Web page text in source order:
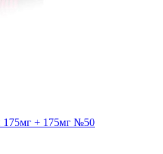
175мг + 175мг №50